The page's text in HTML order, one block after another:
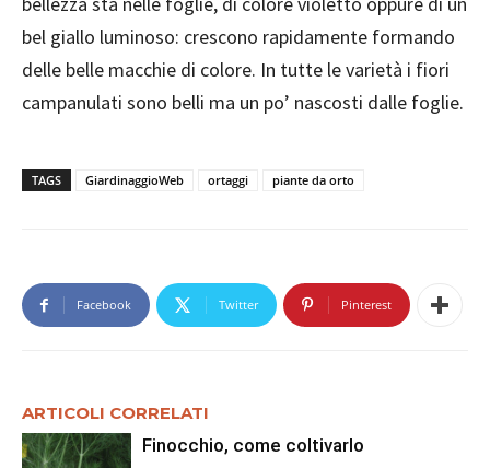
bel giallo luminoso: crescono rapidamente formando
delle belle macchie di colore. In tutte le varietà i fiori
campanulati sono belli ma un po’ nascosti dalle foglie.
TAGS GiardinaggioWeb ortaggi piante da orto
Facebook Twitter Pinterest
ARTICOLI CORRELATI
Finocchio, come coltivarlo